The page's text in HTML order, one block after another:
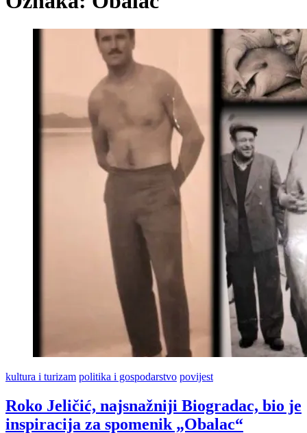
kultura i turizam politika i gospodarstvo povijest
Roko Jeličić, najsnažniji Biogradac, bio je
inspiracija za spomenik „Obalac“